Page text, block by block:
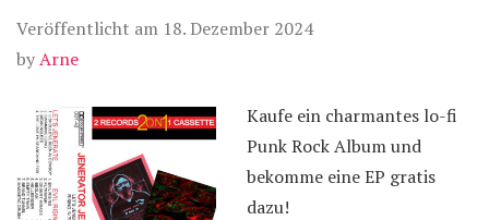
Veröffentlicht am 18. Dezember 2024
byArne
Kaufe ein charmantes lo-fi
Punk Rock Album und
bekomme eine EP gratis
dazu!